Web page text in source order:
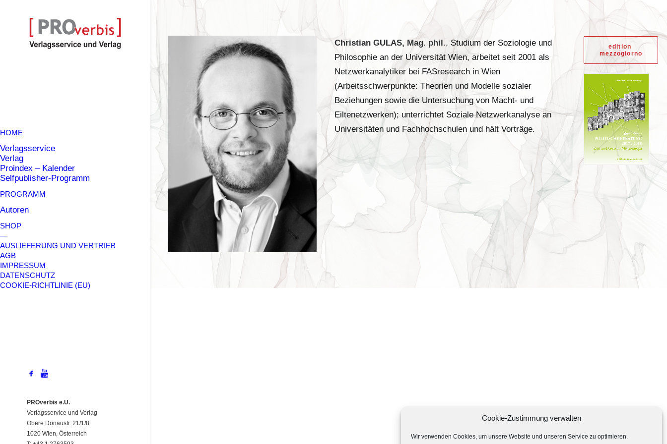
Cookie-Zustimmung verwalten
Wir verwenden Cookies, um unsere Website und unseren Service zu optimieren.
HOME
Verlagsservice
Verlag
Proindex – Kalender
Selfpublisher-Programm
PROGRAMM
Autoren
SHOP
—
AUSLIEFERUNG UND VERTRIEB
AGB
IMPRESSUM
DATENSCHUTZ
COOKIE-RICHTLINIE (EU)
PROverbis e.U.
Verlagsservice und Verlag
Obere Donaustr. 21/1/8
1020 Wien, Österreich
Christian GULAS, Mag. phil., Studium der Soziologie und
Philosophie an der Universität Wien, arbeitet seit 2001 als
Netzwerkanalytiker bei FASresearch in Wien
(Arbeitsschwerpunkte: Theorien und Modelle sozialer
Beziehungen sowie die Untersuchung von Macht- und
Eiltenetzwerken); unterrichtet Soziale Netzwerkanalyse an
Universitäten und Fachhochschulen und hält Vorträge.
edition
mezzogiorno